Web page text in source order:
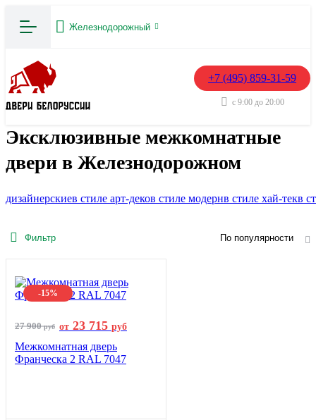
Железнодорожный
+7 (495) 859-31-59
с 9:00 до 20:00
Эксклюзивные межкомнатные
двери в Железнодорожном
дизайнерскиев стиле арт-деков стиле модернв стиле хай-текв
Фильтр По популярности
-15%
27 900руб от 23 715 руб
Межкомнатная дверь
Франческа 2 RAL 7047